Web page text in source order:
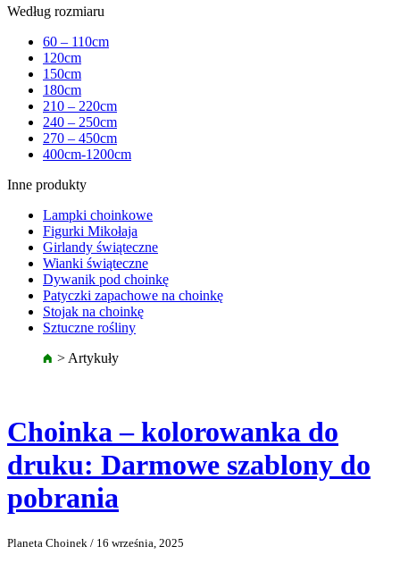
Według rozmiaru
60 – 110cm
120cm
150cm
180cm
210 – 220cm
240 – 250cm
270 – 450cm
400cm-1200cm
Inne produkty
Lampki choinkowe
Figurki Mikołaja
Girlandy świąteczne
Wianki świąteczne
Dywanik pod choinkę
Patyczki zapachowe na choinkę
Stojak na choinkę
Sztuczne rośliny
> Artykuły
Choinka – kolorowanka do
druku: Darmowe szablony do
pobrania
Planeta Choinek / 16 września, 2025